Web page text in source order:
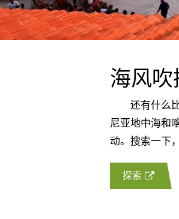
海风吹
还有什么比
尼亚地中海和
动。搜索一下
探索